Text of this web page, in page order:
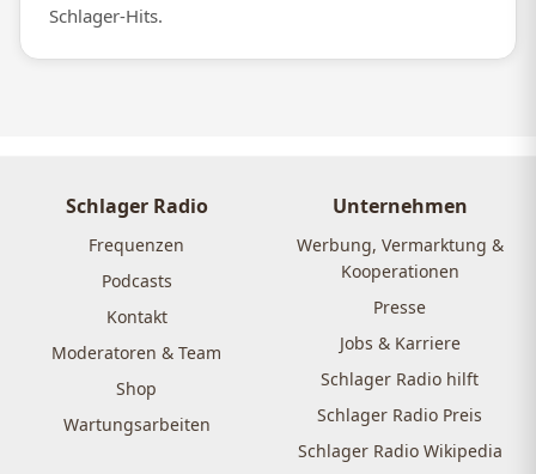
Schlager-Hits.
Schlager Radio
Frequenzen
Podcasts
Kontakt
Moderatoren & Team
Shop
Wartungsarbeiten
Unternehmen
Werbung, Vermarktung &
Kooperationen
Presse
Jobs & Karriere
Schlager Radio hilft
Schlager Radio Preis
Schlager Radio Wikipedia